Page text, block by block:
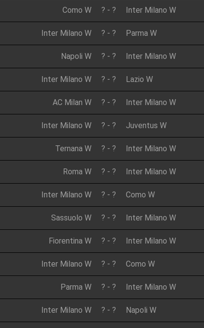
Como W ? - ? Inter Milano W
Inter Milano W ? - ? Parma W
Napoli W ? - ? Inter Milano W
Inter Milano W ? - ? Lazio W
AC Milan W ? - ? Inter Milano W
Inter Milano W ? - ? Juventus W
Ternana W ? - ? Inter Milano W
Roma W ? - ? Inter Milano W
Inter Milano W ? - ? Como W
Sassuolo W ? - ? Inter Milano W
Fiorentina W ? - ? Inter Milano W
Inter Milano W ? - ? Como W
Parma W ? - ? Inter Milano W
Inter Milano W ? - ? Napoli W